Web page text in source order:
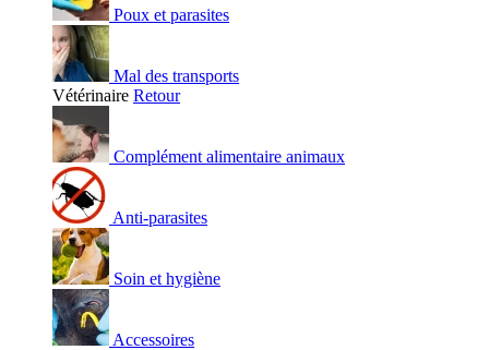
Poux et parasites
Mal des transports
Vétérinaire Retour
Complément alimentaire animaux
Anti-parasites
Soin et hygiène
Accessoires